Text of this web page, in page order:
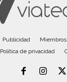
Publicidad Miembros
Política de privacidad